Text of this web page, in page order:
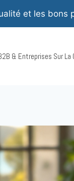
et les bons
& Entreprises Sur La